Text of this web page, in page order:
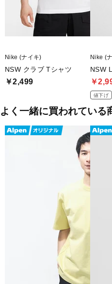
Nike (ナイキ)
NSW クラブ Tシャツ
￥2,499
Nike (
NSW
￥
値下げ
よく一緒に買われている